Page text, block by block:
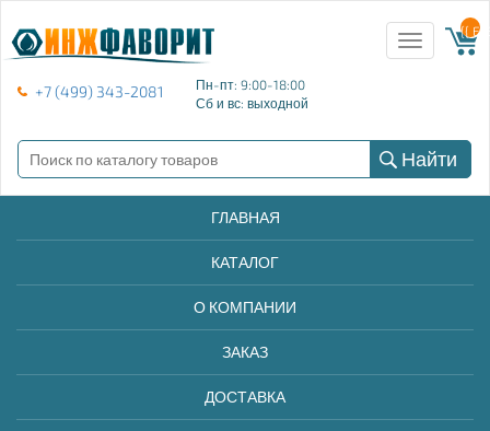
+7 (499) 343-2081
Пн-пт: 9:00-18:00
Сб и вс: выходной
Toggle
navigation
{{
Найти
ГЛАВНАЯ
КАТАЛОГ
О КОМПАНИИ
ЗАКАЗ
ДОСТАВКА